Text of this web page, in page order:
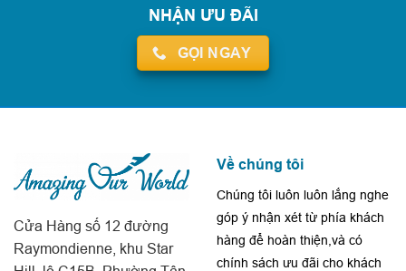
NHẬN ƯU ĐÃI
GỌI NGAY
Cửa Hàng số 12 đường
Raymondienne, khu Star
Về chúng tôi
Chúng tôi luôn luôn lắng nghe
góp ý nhận xét từ phía khách
hàng để hoàn thiện,và có
chính sách ưu đãi cho khách